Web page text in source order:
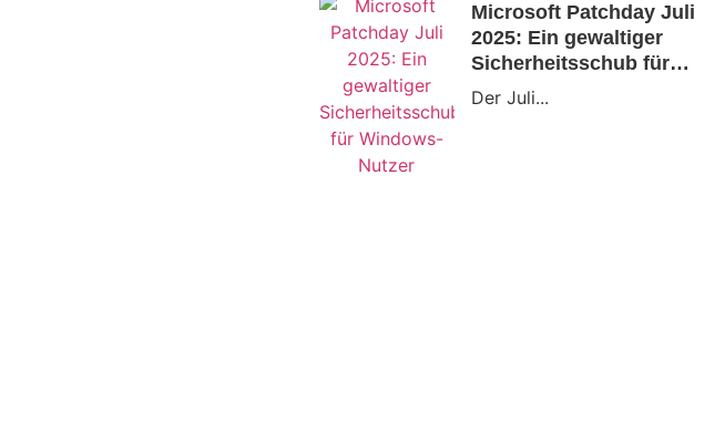
Microsoft Patchday Juli
2025: Ein gewaltiger
Sicherheitsschub für
Windows-Nutzer
Der Juli...